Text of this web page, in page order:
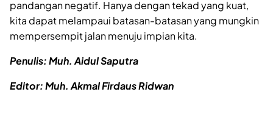
pandangan negatif. Hanya dengan tekad yang kuat,
kita dapat melampaui batasan-batasan yang mungkin
mempersempit jalan menuju impian kita.
Penulis: Muh. Aidul Saputra
Editor: Muh. Akmal Firdaus Ridwan